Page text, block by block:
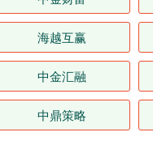
海越互赢
中金汇融
中鼎策略